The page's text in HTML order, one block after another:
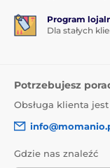
Program
Dla stałych
Potrzebujesz
Obsługa klienta
Gdzie nas znaleźć